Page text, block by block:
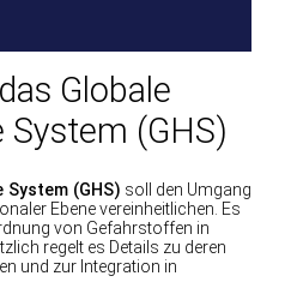
Globale
(GHS)
(GHS) soll den Umgang
Ebene vereinheitlichen. Es
von Gefahrstoffen in
regelt es Details zu deren
und zur Integration in